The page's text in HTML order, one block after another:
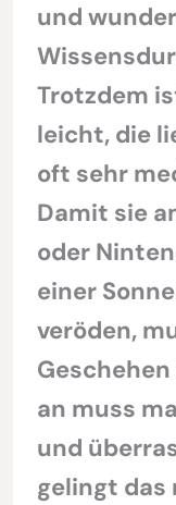
und
Trotzdem
leicht, die
oft sehr
Damit sie
oder
einer
veröden,
an muss
und
gelingt das